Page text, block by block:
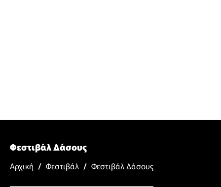
Φεστιβάλ Δάσους
Αρχική / Φεστιβάλ / Φεστιβάλ Δάσους